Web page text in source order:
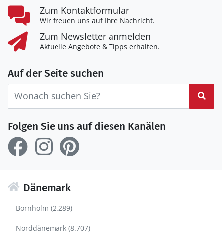
Zum Kontaktformular
Wir freuen uns auf Ihre Nachricht.
Zum Newsletter anmelden
Aktuelle Angebote & Tipps erhalten.
Auf der Seite suchen
Folgen Sie uns auf diesen Kanälen
Dänemark
Bornholm (2.289)
Norddänemark (8.707)